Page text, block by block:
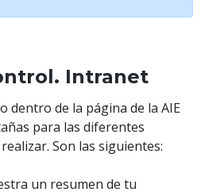
Intranet
dentro de la página de la AIE
para las diferentes
Son las siguientes:
un resumen de tu